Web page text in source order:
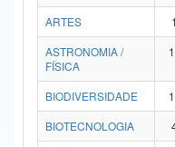
Secretaria de Governo
Advocacia-Geral da União
ARTES 1
ASTRONOMIA /
FÍSICA
BIODIVERSIDADE
BIOTECNOLOGIA